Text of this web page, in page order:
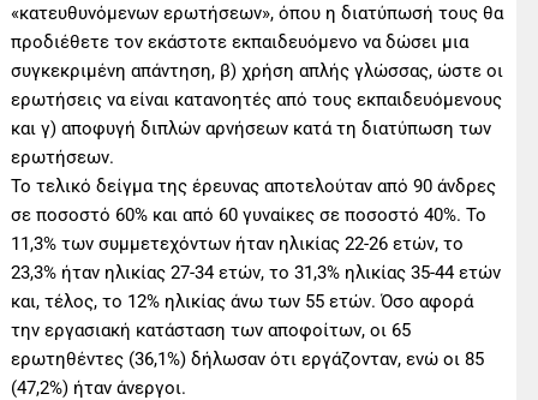
«κατευθυνόμενων ερωτήσεων», όπου η διατύπωσή τους θα
προδιέθετε τον εκάστοτε εκπαιδευόμενο να δώσει μια
συγκεκριμένη απάντηση, β) χρήση απλής γλώσσας, ώστε οι
ερωτήσεις να είναι κατανοητές από τους εκπαιδευόμενους
και γ) αποφυγή διπλών αρνήσεων κατά τη διατύπωση των
ερωτήσεων.
Το τελικό δείγμα της έρευνας αποτελούταν από 90 άνδρες
σε ποσοστό 60% και από 60 γυναίκες σε ποσοστό 40%. Το
11,3% των συμμετεχόντων ήταν ηλικίας 22-26 ετών, το
23,3% ήταν ηλικίας 27-34 ετών, το 31,3% ηλικίας 35-44 ετών
και, τέλος, το 12% ηλικίας άνω των 55 ετών. Όσο αφορά
την εργασιακή κατάσταση των αποφοίτων, οι 65
ερωτηθέντες (36,1%) δήλωσαν ότι εργάζονταν, ενώ οι 85
(47,2%) ήταν άνεργοι.